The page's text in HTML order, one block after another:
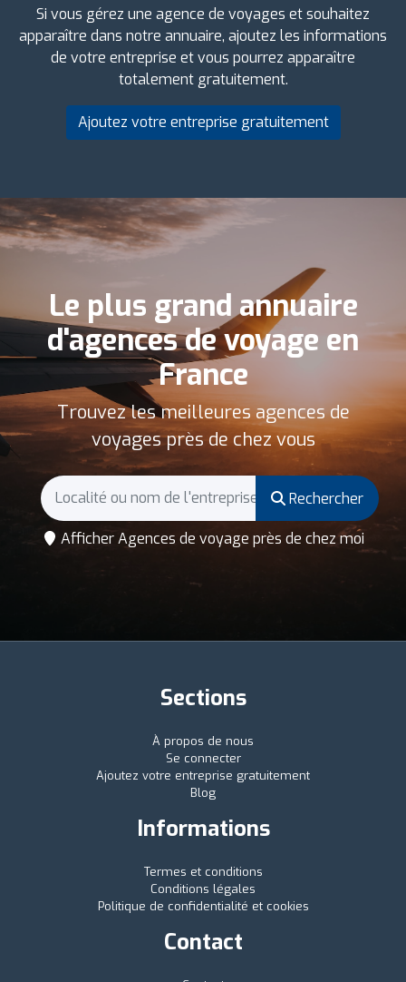
Si vous gérez une agence de voyages et souhaitez
apparaître dans notre annuaire, ajoutez les informations
de votre entreprise et vous pourrez apparaître
totalement gratuitement.
Ajoutez votre entreprise gratuitement
Le plus grand annuaire
d'agences de voyage en
France
Trouvez les meilleures agences de
voyages près de chez vous
Rechercher
Afficher Agences de voyage près de chez moi
Sections
À propos de nous
Se connecter
Ajoutez votre entreprise gratuitement
Blog
Informations
Termes et conditions
Conditions légales
Politique de confidentialité et cookies
Contact